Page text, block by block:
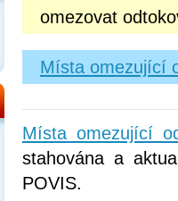
omezovat
Místa omezující
Místa omezující
stahována a
POVIS.